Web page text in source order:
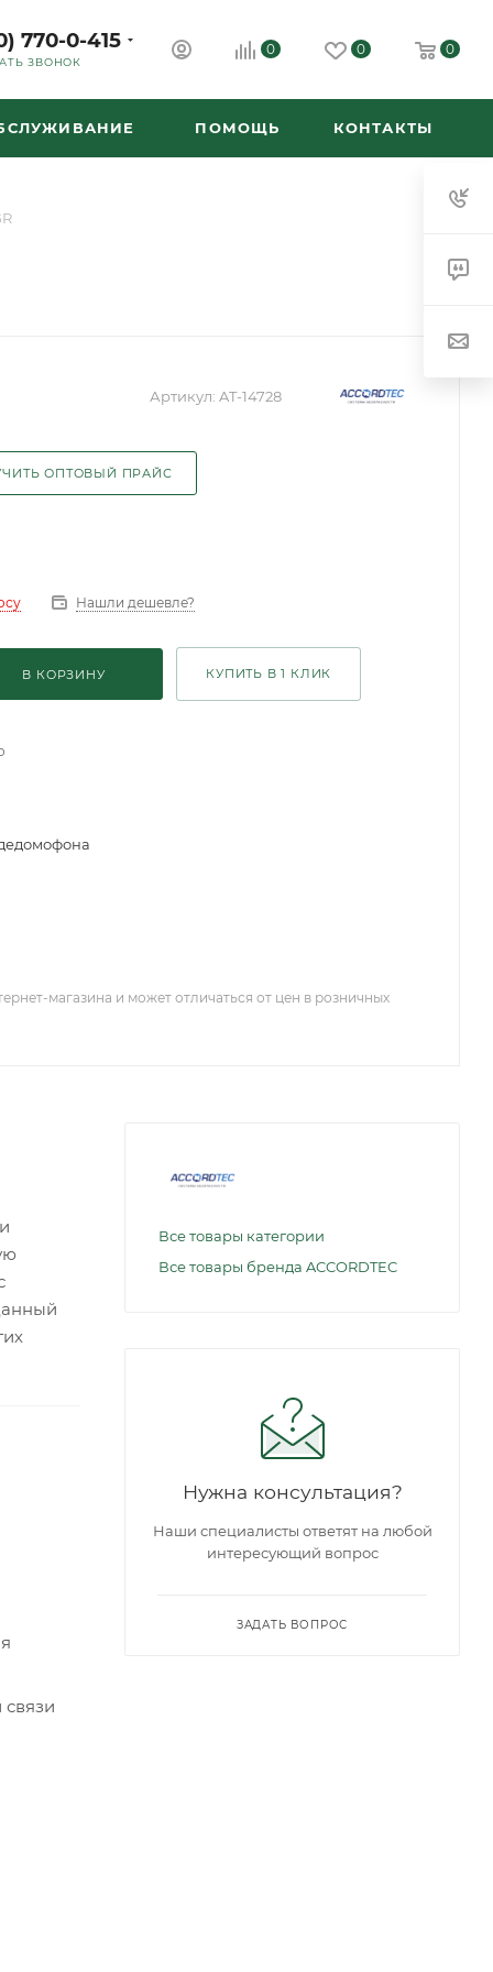
770-0-415
ЗВОНОК
0 0 0
ПОМОЩЬ КОНТАКТЫ
Артикул: AT-14728
ОПТОВЫЙ ПРАЙС
Нашли дешевле?
В КОРЗИНУ КУПИТЬ В 1 КЛИК
магазина и может отличаться от цен в розничных
Все товары категории
Все товары бренда ACCORDTEC
Нужна консультация?
Наши специалисты ответят на любой
интересующий вопрос
ЗАДАТЬ ВОПРОС